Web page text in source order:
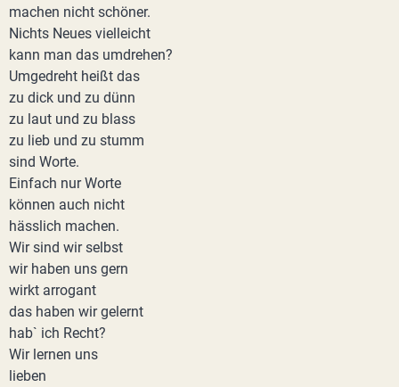
machen nicht schöner.
Nichts Neues vielleicht
kann man das umdrehen?
Umgedreht heißt das
zu dick und zu dünn
zu laut und zu blass
zu lieb und zu stumm
sind Worte.
Einfach nur Worte
können auch nicht
hässlich machen.
Wir sind wir selbst
wir haben uns gern
wirkt arrogant
das haben wir gelernt
hab` ich Recht?
Wir lernen uns
lieben